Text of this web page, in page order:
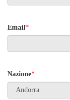
Email*
Nazione*